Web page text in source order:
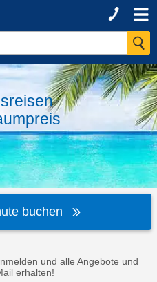
buchen
und alle Angebote und
erhalten!